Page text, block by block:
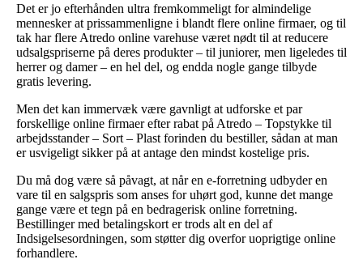
Det er jo efterhånden ultra fremkommeligt for almindelige
mennesker at prissammenligne i blandt flere online firmaer, og til
tak har flere Atredo online varehuse været nødt til at reducere
udsalgspriserne på deres produkter – til juniorer, men ligeledes til
herrer og damer – en hel del, og endda nogle gange tilbyde
gratis levering.
Men det kan immervæk være gavnligt at udforske et par
forskellige online firmaer efter rabat på Atredo – Topstykke til
arbejdsstander – Sort – Plast forinden du bestiller, sådan at man
er usvigeligt sikker på at antage den mindst kostelige pris.
Du må dog være så påvagt, at når en e-forretning udbyder en
vare til en salgspris som anses for uhørt god, kunne det mange
gange være et tegn på en bedragerisk online forretning.
Bestillinger med betalingskort er trods alt en del af
Indsigelsesordningen, som støtter dig overfor uoprigtige online
forhandlere.